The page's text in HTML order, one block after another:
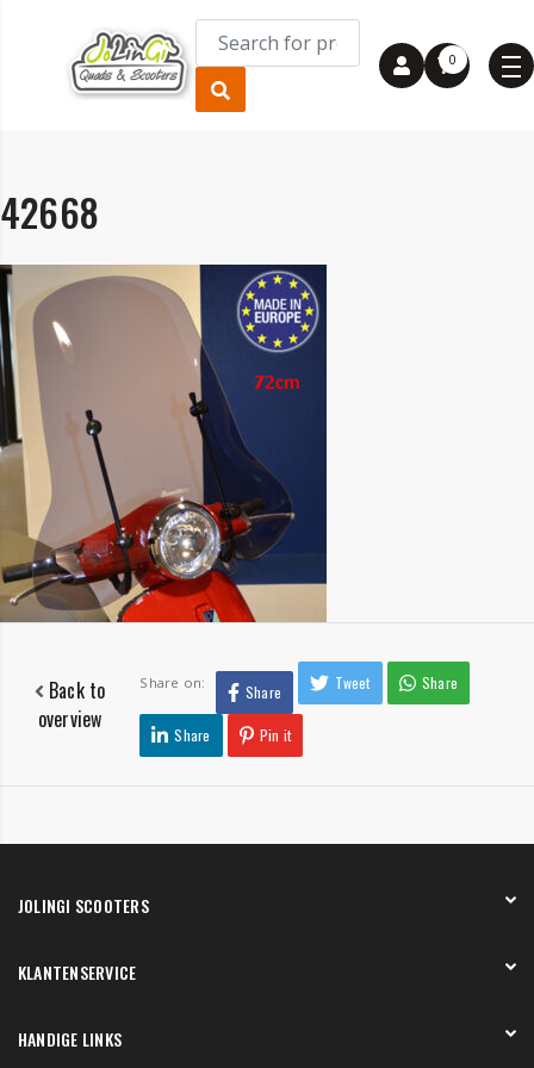
0
42668
Back to
overview
Share on: Share Tweet Share
Share Pin it
JOLINGI SCOOTERS
Onze showroom
KLANTENSERVICE
Verzending en bezorging
HANDIGE LINKS